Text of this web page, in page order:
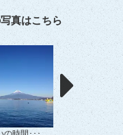
真はこちら